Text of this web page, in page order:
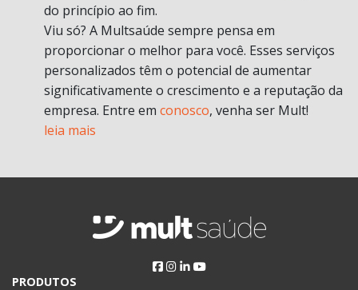
do princípio ao fim.
Viu só? A Multsaúde sempre pensa em
proporcionar o melhor para você. Esses serviços
personalizados têm o potencial de aumentar
significativamente o crescimento e a reputação da
empresa. Entre em conosco, venha ser Mult!
leia mais
PRODUTOS